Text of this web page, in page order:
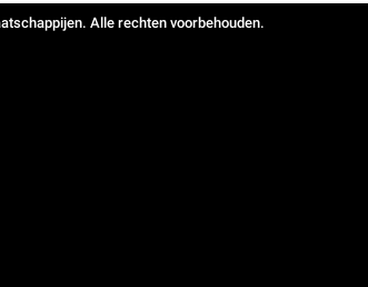
Alle rechten voorbehouden.